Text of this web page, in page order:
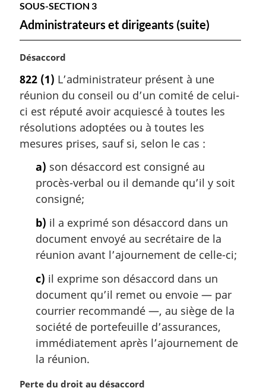
SOUS-SECTION 3
Administrateurs et dirigeants (suite)
N
t
e
m
a
g
Désaccord
822 (1) L’administrateur présent à une
réunion du conseil ou d’un comité de celui-
ci est réputé avoir acquiescé à toutes les
résolutions adoptées ou à toutes les
mesures prises, sauf si, selon le cas :
a) son désaccord est consigné au
procès-verbal ou il demande qu’il y soit
consigné;
b) il a exprimé son désaccord dans un
document envoyé au secrétaire de la
réunion avant l’ajournement de celle-ci;
c) il exprime son désaccord dans un
document qu’il remet ou envoie — par
courrier recommandé —, au siège de la
société de portefeuille d’assurances,
immédiatement après l’ajournement de
la réunion.
N
Perte du droit au désaccord